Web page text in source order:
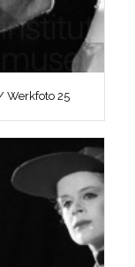
Werkfoto 25